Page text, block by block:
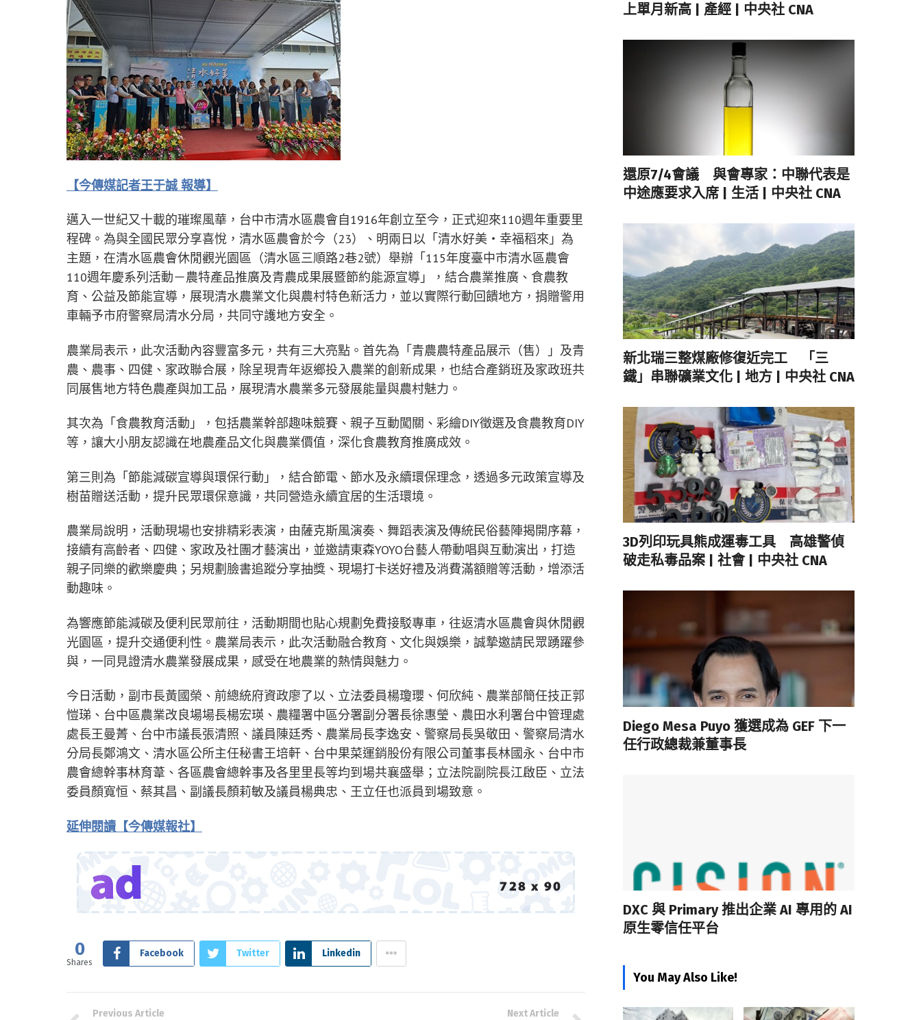
【今傳媒記者王于誠 報導】
邁入一世紀又十載的璀璨風華，台中市清水區農會自1916年創立至今，正式迎來110週年重要里
程碑。為與全國民眾分享喜悅，清水區農會於今（23）、明兩日以「清水好美・幸福稻來」為
主題，在清水區農會休閒觀光園區（清水區三順路2巷2號）舉辦「115年度臺中市清水區農會
110週年慶系列活動－農特產品推廣及青農成果展暨節約能源宣導」，結合農業推廣、食農教
育、公益及節能宣導，展現清水農業文化與農村特色新活力，並以實際行動回饋地方，捐贈警用
車輛予市府警察局清水分局，共同守護地方安全。
農業局表示，此次活動內容豐富多元，共有三大亮點。首先為「青農農特產品展示（售）」及青
農、農事、四健、家政聯合展，除呈現青年返鄉投入農業的創新成果，也結合產銷班及家政班共
同展售地方特色農產與加工品，展現清水農業多元發展能量與農村魅力。
其次為「食農教育活動」，包括農業幹部趣味競賽、親子互動闖關、彩繪DIY徵選及食農教育DIY
等，讓大小朋友認識在地農產品文化與農業價值，深化食農教育推廣成效。
第三則為「節能減碳宣導與環保行動」，結合節電、節水及永續環保理念，透過多元政策宣導及
樹苗贈送活動，提升民眾環保意識，共同營造永續宜居的生活環境。
農業局說明，活動現場也安排精彩表演，由薩克斯風演奏、舞蹈表演及傳統民俗藝陣揭開序幕，
接續有高齡者、四健、家政及社團才藝演出，並邀請東森YOYO台藝人帶動唱與互動演出，打造
親子同樂的歡樂慶典；另規劃臉書追蹤分享抽獎、現場打卡送好禮及消費滿額贈等活動，增添活
動趣味。
為響應節能減碳及便利民眾前往，活動期間也貼心規劃免費接駁專車，往返清水區農會與休閒觀
光園區，提升交通便利性。農業局表示，此次活動融合教育、文化與娛樂，誠摯邀請民眾踴躍參
與，一同見證清水農業發展成果，感受在地農業的熱情與魅力。
今日活動，副市長黃國榮、前總統府資政廖了以、立法委員楊瓊瓔、何欣純、農業部簡任技正郭
愷珶、台中區農業改良場場長楊宏瑛、農糧署中區分署副分署長徐惠瑩、農田水利署台中管理處
處長王曼菁、台中市議長張清照、議員陳廷秀、農業局長李逸安、警察局長吳敬田、警察局清水
分局長鄭鴻文、清水區公所主任秘書王培軒、台中果菜運銷股份有限公司董事長林國永、台中市
農會總幹事林育葦、各區農會總幹事及各里里長等均到場共襄盛舉；立法院副院長江啟臣、立法
委員顏寬恒、蔡其昌、副議長顏莉敏及議員楊典忠、王立任也派員到場致意。
延伸閱讀【今傳媒報社】
0
Shares
Facebook Twitter Linkedin
Previous Article Next Article
上單月新高 | 產經 | 中央社 CNA
還原7/4會議 與會專家：中聯代表是
中途應要求入席 | 生活 | 中央社 CNA
新北瑞三整煤廠修復近完工 「三
鐵」串聯礦業文化 | 地方 | 中央社 CNA
3D列印玩具熊成運毒工具 高雄警偵
破走私毒品案 | 社會 | 中央社 CNA
Diego Mesa Puyo 獲選成為 GEF 下一
任行政總裁兼董事長
DXC 與 Primary 推出企業 AI 專用的 AI
原生零信任平台
You May Also Like!